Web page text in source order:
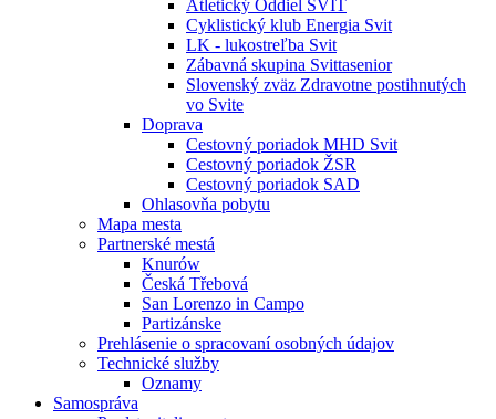
Atletický Oddiel SVIT
Cyklistický klub Energia Svit
LK - lukostreľba Svit
Zábavná skupina Svittasenior
Slovenský zväz Zdravotne postihnutých
vo Svite
Doprava
Cestovný poriadok MHD Svit
Cestovný poriadok ŽSR
Cestovný poriadok SAD
Ohlasovňa pobytu
Mapa mesta
Partnerské mestá
Knurów
Česká Třebová
San Lorenzo in Campo
Partizánske
Prehlásenie o spracovaní osobných údajov
Technické služby
Oznamy
Samospráva